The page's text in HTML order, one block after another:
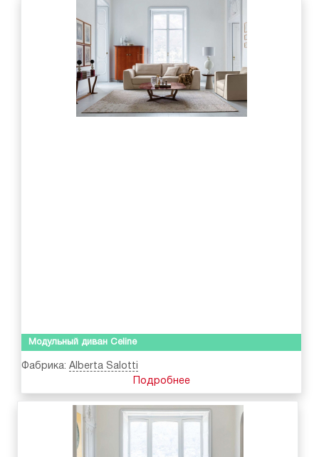
Модульный диван Celine
Фабрика: Alberta Salotti
Подробнее